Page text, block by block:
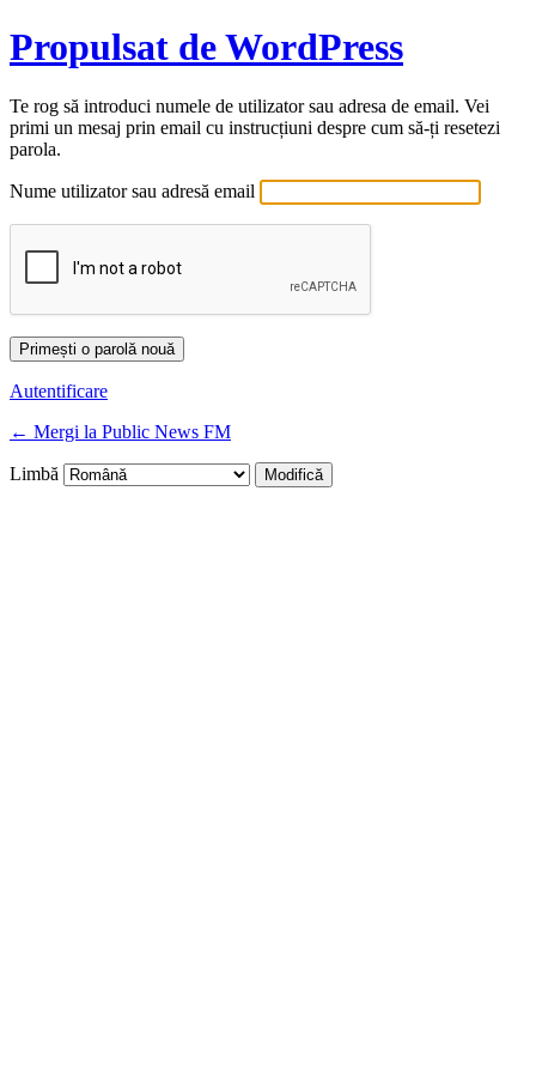
Propulsat de WordPress
Te rog să introduci numele de utilizator sau adresa de email. Vei
primi un mesaj prin email cu instrucțiuni despre cum să-ți resetezi
parola.
Nume utilizator sau adresă email
Autentificare
← Mergi la Public News FM
Limbă